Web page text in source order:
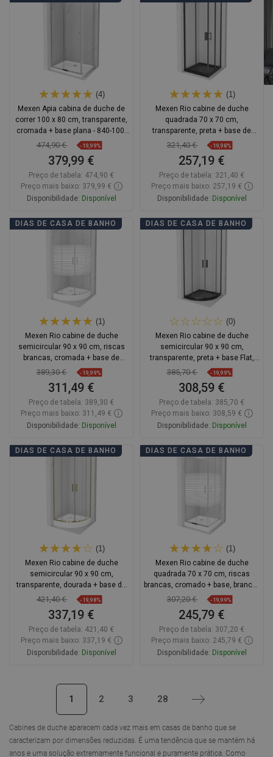
(4)
Mexen Apia cabina de duche de
correr 100 x 80 cm, transparente,
cromada + base plana - 840-100-
080-01-00-4010
474,90 € -19,99%
379,99 €
Preço de tabela: 474,90 €
Preço mais baixo: 379,99 €
Disponibilidade: Disponível
Adicionar
(1)
Mexen Rio cabine de duche
quadrada 70 x 70 cm,
transparente, preta + base de
chuveiro Flat, preta - 860-070-070-
321,40 € -19,98%
257,19 €
Preço de tabela: 321,40 €
Preço mais baixo: 257,19 €
Disponibilidade: Disponível
Adicionar
DIAS DE CASA DE BANHO
(1)
Mexen Rio cabine de duche
semicircular 90 x 90 cm, riscas
brancas, cromada + base de
duche, branca - 863-090-090-01-
389,30 € -19,99%
311,49 €
Preço de tabela: 389,30 €
Preço mais baixo: 311,49 €
Disponibilidade: Disponível
Adicionar
DIAS DE CASA DE BANHO
(0)
Mexen Rio cabine de duche
semicircular 90 x 90 cm,
transparente, preta + base Flat,
preta - 863-090-090-70-00-4170B
385,70 € -19,99%
308,59 €
Preço de tabela: 385,70 €
Preço mais baixo: 308,59 €
Disponibilidade: Disponível
Adicionar
DIAS DE CASA DE BANHO
(1)
Mexen Rio cabine de duche
semicircular 90 x 90 cm,
transparente, dourada + base de
duche, branca - 863-090-090-50-
421,40 € -19,98%
337,19 €
Preço de tabela: 421,40 €
Preço mais baixo: 337,19 €
Disponibilidade: Disponível
Favoritos
DIAS DE CASA DE BANHO
(1)
Mexen Rio cabine de duche
quadrada 70 x 70 cm, riscas
brancas, cromado + base, branca -
860-070-070-01-20-4510
307,20 € -19,99%
245,79 €
Preço de tabela: 307,20 €
Preço mais baixo: 245,79 €
Disponibilidade: Disponível
Comparar
1 2 3 28 Próximo
Cabines de duche aparecem cada vez mais em casas de banho que se
caracterizam por dimensões reduzidas. É uma tendência que se mantém há
anos e uma solução extremamente funcional e puramente prática. Como